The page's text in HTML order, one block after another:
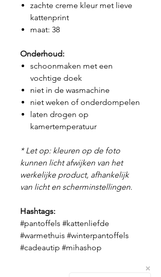
zachte creme kleur met lieve
kattenprint
maat: 38
Onderhoud:
schoonmaken met een
vochtige doek
niet in de wasmachine
niet weken of onderdompelen
laten drogen op
kamertemperatuur
* Let op: kleuren op de foto
kunnen licht afwijken van het
werkelijke product, afhankelijk
van licht en scherminstellingen.
Hashtags:
#pantoffels #kattenliefde
#warmethuis #winterpantoffels
#cadeautip #mihashop